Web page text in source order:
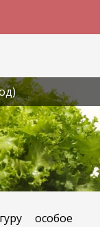
особое